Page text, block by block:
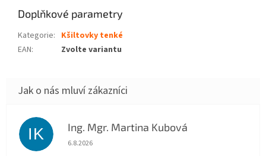
Doplňkové parametry
Kategorie: Kšiltovky tenké
EAN: Zvolte variantu
IK Ing. Mgr. Martina Kubová
Hodnocení obchodu je 5 z 5 hvězdiček.
6.8.2026